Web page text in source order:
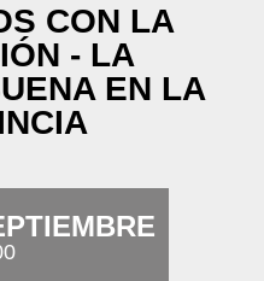
CON LA
- LA
EN LA